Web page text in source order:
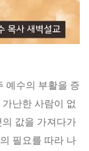
예수의 부활을 증
난한 사람이 없
값을 가져다가
필요를 따라 나